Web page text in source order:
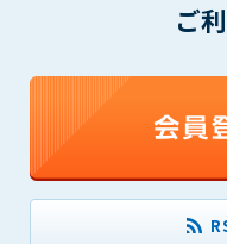
ご
(4) その他、管理者が不
管理者は、会員の承諾
廃止を含み)し、本サー
できるものとします。こ
被った損害について管理
します。
第9条（会員の個人情報）